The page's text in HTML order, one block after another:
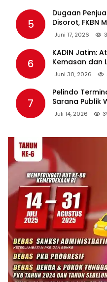
5
Dugaan
Disorot, FKBN
Pendidikan
Juni 17, 2026
6
KADIN Jatim:
Kemasan dan
Tambahan
Juni 30, 2026
7
Pelindo
Sarana Publik
Lamong Lewat
Juli 14, 2026